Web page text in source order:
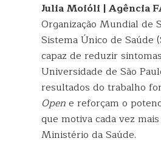
Julia Moióli | Agência
Organização Mundial de
Sistema Único de Saúde
capaz de reduzir
Universidade de São
resultados do trabalho
Opene reforçam o
que motiva cada vez
Ministério da Saúde.